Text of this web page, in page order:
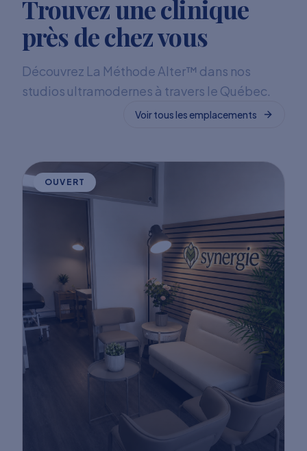
Trouvez une clinique
près de chez vous
Découvrez La Méthode Alter™ dans nos
studios ultramodernes à travers le Québec.
Voir tous les emplacements
OUVERT